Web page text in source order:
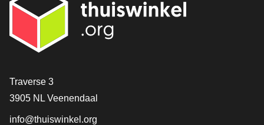
Contact
Traverse 3
3905 NL Veenendaal
info@thuiswinkel.org